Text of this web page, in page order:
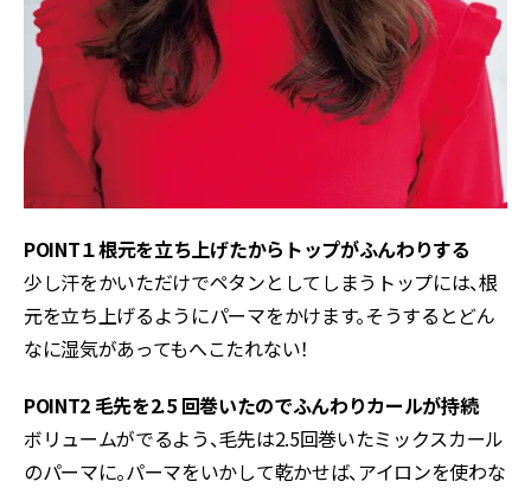
POINT１根元を立ち上げたからトップがふんわりする
少し汗をかいただけでペタンとしてしまうトップには、根
元を立ち上げるようにパーマをかけます。そうするとどん
なに湿気があってもへこたれない！
POINT2 毛先を2.5 回巻いたのでふんわりカールが持続
ボリュームがでるよう、毛先は2.5回巻いたミックスカール
のパーマに。パーマをいかして乾かせば、アイロンを使わな